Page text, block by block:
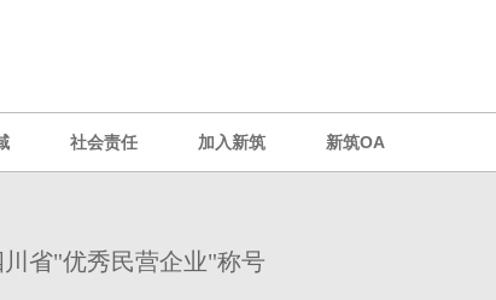
社会责任 加入新筑 新筑OA
省"优秀民营企业"称号